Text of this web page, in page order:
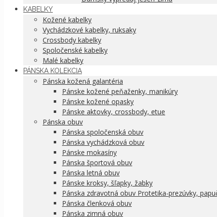
KABELKY
Kožené kabelky
Vychádzkové kabelky, ruksaky
Crossbody kabelky
Spoločenské kabelky
Malé kabelky
PÁNSKA KOLEKCIA
Pánska kožená galantéria
Pánske kožené peňaženky, manikúry
Pánske kožené opasky
Pánske aktovky, crossbody, etue
Pánska obuv
Pánska spoločenská obuv
Pánska vychádzková obuv
Pánske mokasíny
Pánska športová obuv
Pánska letná obuv
Pánske kroksy, šľapky, žabky
Pánska zdravotná obuv Protetika-prezúvky,
Pánska členková obuv
Pánska zimná obuv